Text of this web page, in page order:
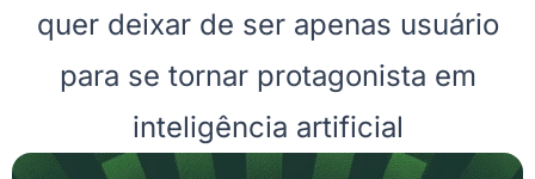
quer deixar de ser apenas usuário
para se tornar protagonista em
inteligência artificial